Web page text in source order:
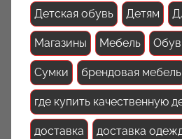
Детская обувь Детям
Магазины Мебель
Сумки брендовая мебель
где купить качественную
доставка доставка